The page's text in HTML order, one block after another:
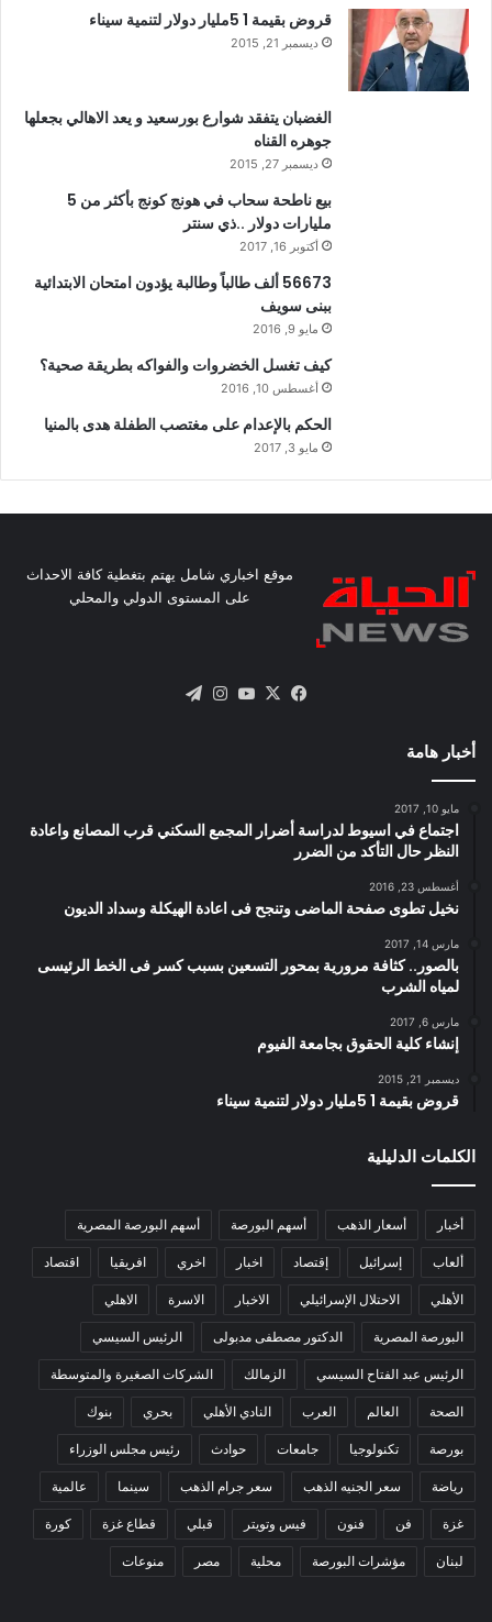
قروض بقيمة 1 5مليار دولار لتنمية سيناء
ديسمبر 21, 2015
الغضبان يتفقد شوارع بورسعيد و يعد الاهالي بجعلها
جوهره القناه
ديسمبر 27, 2015
بيع ناطحة سحاب في هونج كونج بأكثر من 5
مليارات دولار ..ذي سنتر
أكتوبر 16, 2017
56673 ألف طالباً وطالبة يؤدون امتحان الابتدائية
ببنى سويف
مايو 9, 2016
كيف تغسل الخضروات والفواكه بطريقة صحية؟
أغسطس 10, 2016
الحكم بالإعدام على مغتصب الطفلة هدى بالمنيا
مايو 3, 2017
موقع اخباري شامل يهتم بتغطية كافة الاحداث
على المستوى الدولي والمحلي
فيسبوك
X يوتيوبانستقرام
أخبار هامة
مايو 10, 2017
اجتماع في اسيوط لدراسة أضرار المجمع السكني قرب المصانع واعادة
النظر حال التأكد من الضرر
أغسطس 23, 2016
نخيل تطوى صفحة الماضى وتنجح فى اعادة الهيكلة وسداد الديون
مارس 14, 2017
بالصور.. كثافة مرورية بمحور التسعين بسبب كسر فى الخط الرئيسى
لمياه الشرب
مارس 6, 2017
إنشاء كلية الحقوق بجامعة الفيوم
ديسمبر 21, 2015
قروض بقيمة 1 5مليار دولار لتنمية سيناء
الكلمات الدليلية
أخبار أسعار الذهب أسهم البورصة أسهم البورصة المصرية
ألعاب إسرائيل إقتصاد اخبار اخري افريقيا اقتصاد
الأهلي الاحتلال الإسرائيلي الاخبار الاسرة الاهلي
البورصة المصرية الدكتور مصطفى مدبولى الرئيس السيسي
الرئيس عبد الفتاح السيسي الزمالك الشركات الصغيرة والمتوسطة
الصحة العالم العرب النادي الأهلي بحري بنوك
بورصة تكنولوجيا جامعات حوادث رئيس مجلس الوزراء
رياضة سعر الجنيه الذهب سعر جرام الذهب سينما عالمية
غزة فن فنون فيس وتويتر قبلي قطاع غزة كورة
لبنان مؤشرات البورصة محلية مصر منوعات